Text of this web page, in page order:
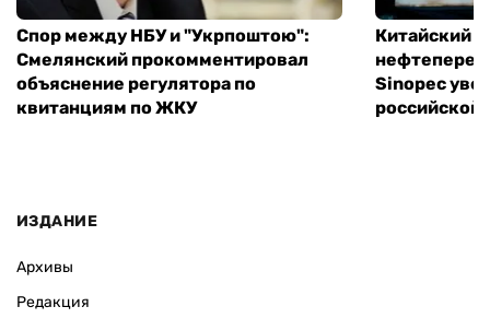
Спор между НБУ и "Укрпоштою":
Смелянский прокомментировал
объяснение регулятора по
квитанциям по ЖКУ
Китайский
Sinopec
российской
ИЗДАНИЕ
Архивы
Редакция